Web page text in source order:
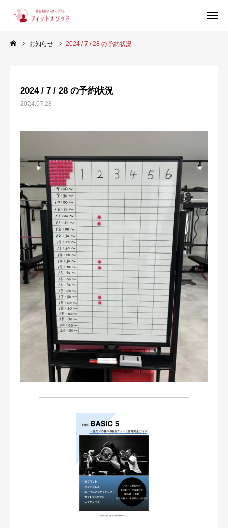
お知らせ 2024 / 7 / 28 の予約状況
2024 / 7 / 28 の予約状況
2024.07.28
当ジムについて
お客様の声
ブログ
店舗情報
お問い合わせ・ご予約
会則等
お知らせ